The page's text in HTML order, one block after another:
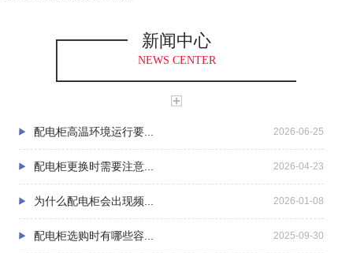
新闻中心
NEWS CENTER
配电柜高温环境运行要... 2026-06-25
配电柜更换时需要注意... 2026-04-23
为什么配电柜会出现频... 2026-01-08
配电柜选购时有哪些容... 2025-09-30